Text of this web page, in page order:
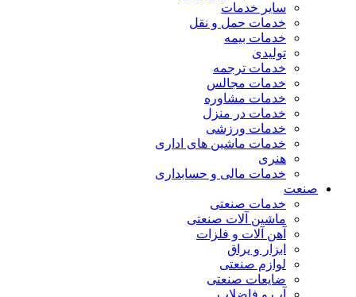
سایر خدمات
خدمات حمل و نقل
خدمات بیمه
تولیدی
خدمات ترجمه
خدمات مجالس
خدمات مشاوره
خدمات در منزل
خدمات ورزشی
خدمات ماشین های اداری
هنری
خدمات مالی و حسابداری
صنعت
خدمات صنعتی
ماشین آلات صنعتی
آهن آلات و فلزات
ابزار و یراق
لوازم صنعتی
ضایعات صنعتی